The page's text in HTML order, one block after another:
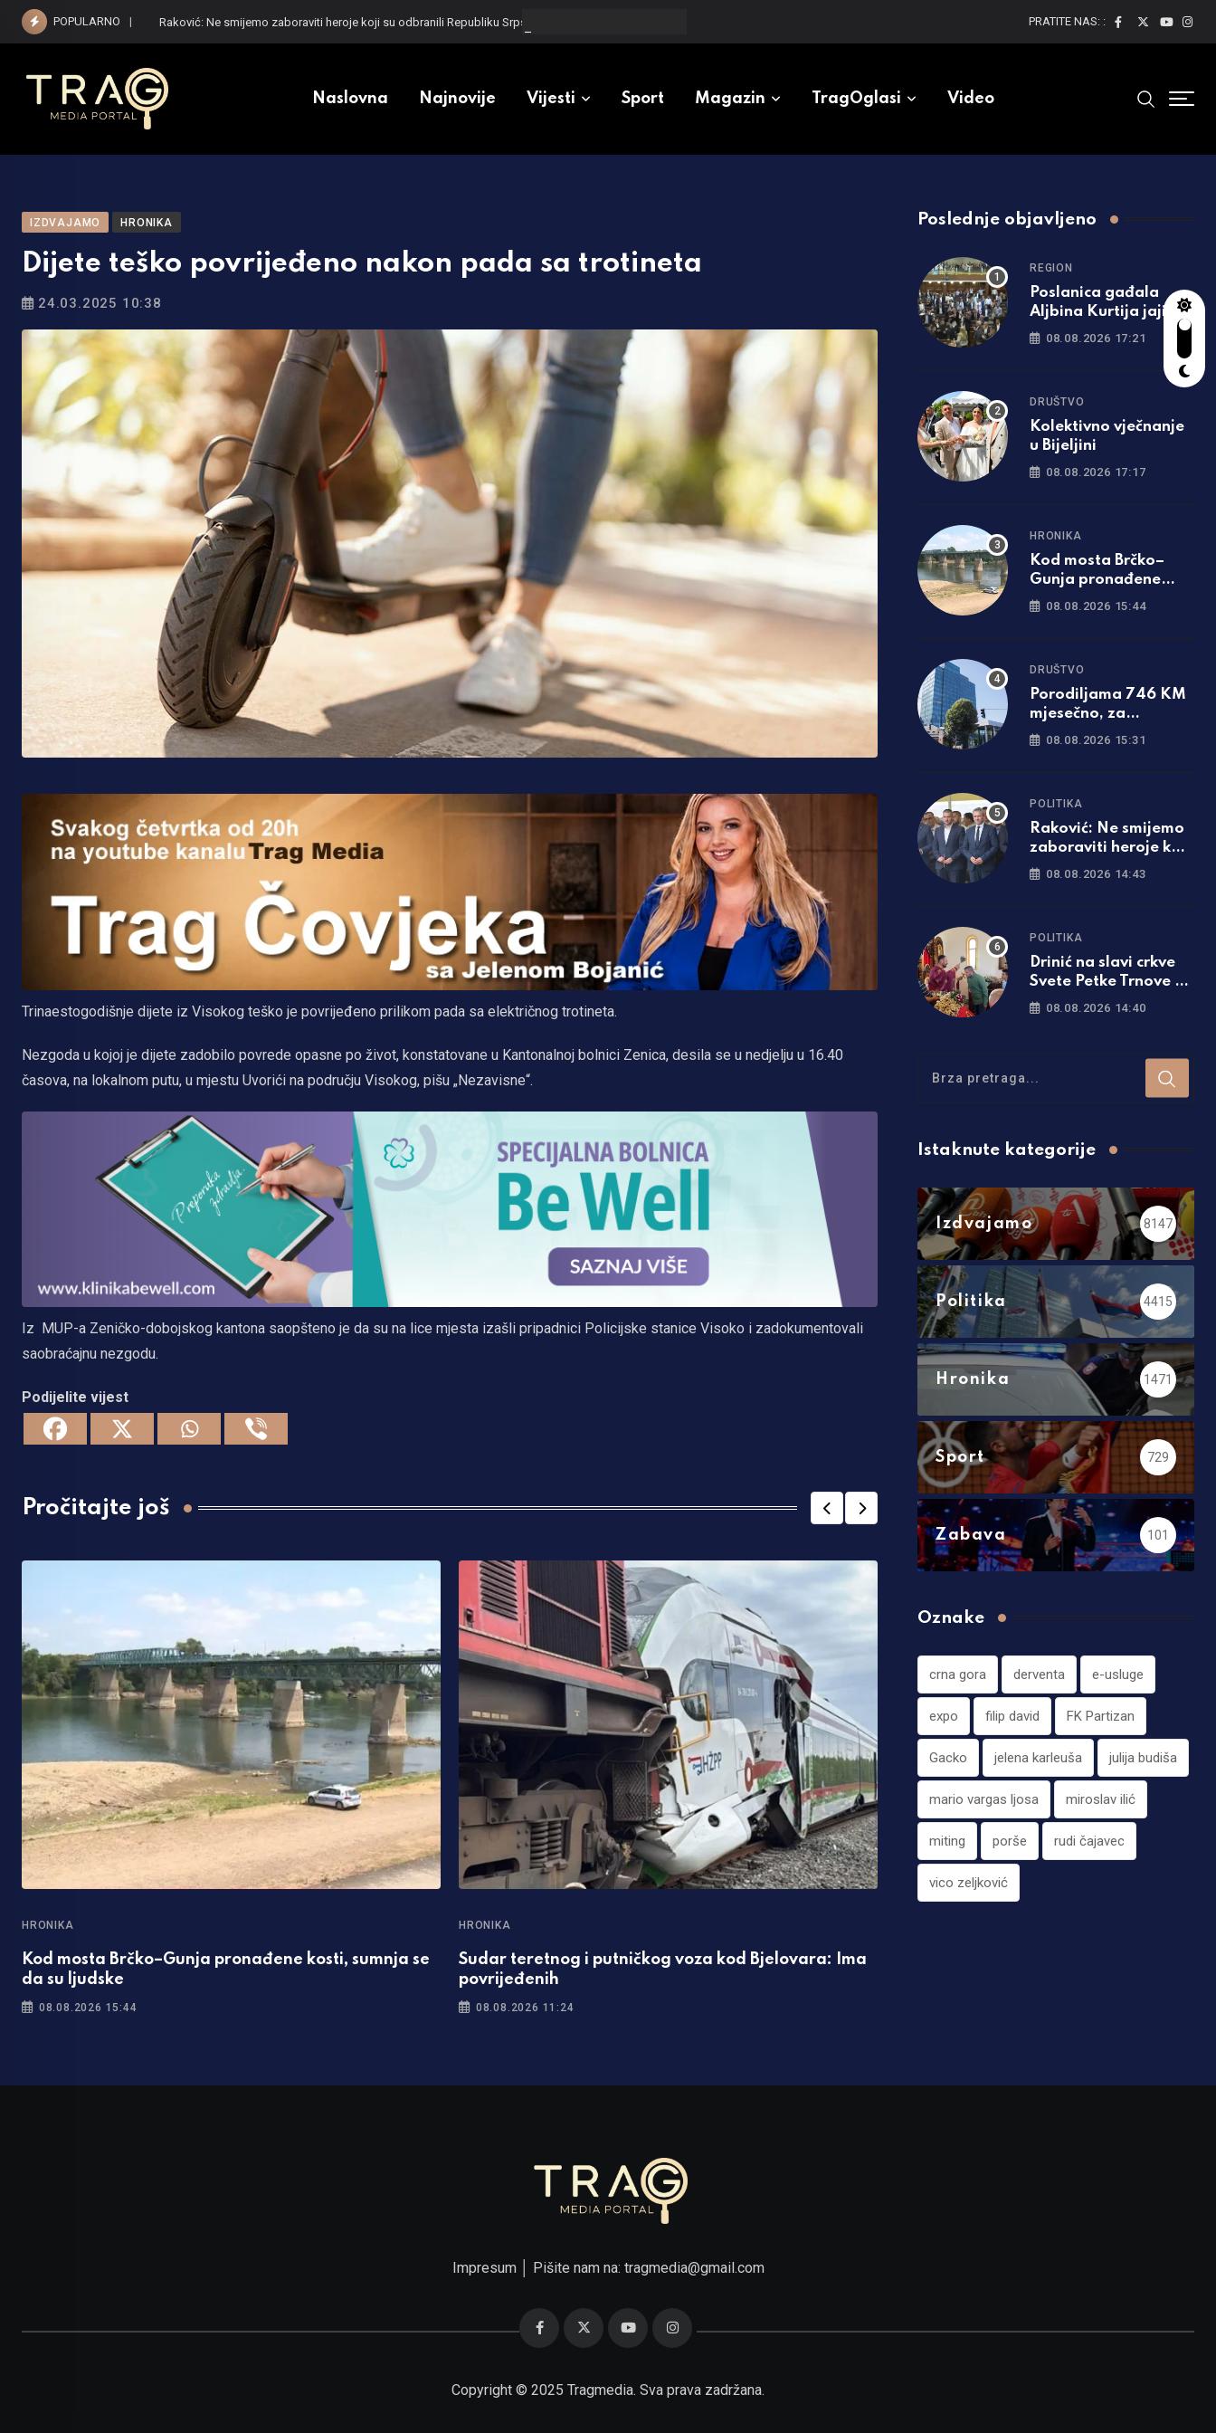
Skip
POPULARNO Raković: Ne smijemo zaboraviti heroje koji su odbranili Republiku Srpsku PRATITE NAS: :
Naslovna Najnovije Vijesti Sport Magazin TragOglasi Video
IZDVAJAMO HRONIKA
Dijete teško povrijeđeno nakon pada sa trotineta
24.03.2025 10:38
Trinaestogodišnje dijete iz Visokog teško je povrijeđeno prilikom pada sa električnog trotineta.
Nezgoda u kojoj je dijete zadobilo povrede opasne po život, konstatovane u Kantonalnoj bolnici Zenica, desila se u nedjelju u 16.40
časova, na lokalnom putu, u mjestu Uvorići na području Visokog, pišu „Nezavisne“.
Iz MUP-a Zeničko-dobojskog kantona saopšteno je da su na lice mjesta izašli pripadnici Policijske stanice Visoko i zadokumentovali
saobraćajnu nezgodu.
Podijelite vijest
Pročitajte još
HRONIKA
Kod mosta Brčko–Gunja pronađene kosti, sumnja se
da su ljudske
08.08.2026 15:44
HRONIKA
Sudar teretnog i putničkog voza kod Bjelovara: Ima
povrijeđenih
08.08.2026 11:24
Poslednje objavljeno
REGION
Poslanica gađala
Aljbina Kurtija jajima
usred sjednice
08.08.2026 17:21
DRUŠTVO
Kolektivno vječnanje
u Bijeljini
08.08.2026 17:17
HRONIKA
Kod mosta Brčko–
Gunja pronađene
kosti, sumnja se da su
08.08.2026 15:44
DRUŠTVO
Porodiljama 746 KM
mjesečno, za
novorođenče još 500
mjere u Srpskoj
08.08.2026 15:31
POLITIKA
Raković: Ne smijemo
zaboraviti heroje koji
su odbranili
08.08.2026 14:43
POLITIKA
Drinić na slavi crkve
Svete Petke Trnove u
Rujištima: Neka Sveta
08.08.2026 14:40
Istaknute kategorije
Izdvajamo 8147
Politika 4415
Hronika 1471
Sport 729
Zabava 101
Oznake
crna gora derventa e-usluge
expo filip david FK Partizan
Gacko jelena karleuša julija budiša
mario vargas ljosa miroslav ilić
miting porše rudi čajavec
vico zeljković
Impresum│ Pišite nam na: tragmedia@gmail.com
Copyright © 2025 Tragmedia. Sva prava zadržana.